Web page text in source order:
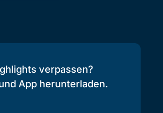
verpassen?
App herunterladen.